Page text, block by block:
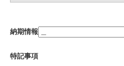
納期情報
特記事項